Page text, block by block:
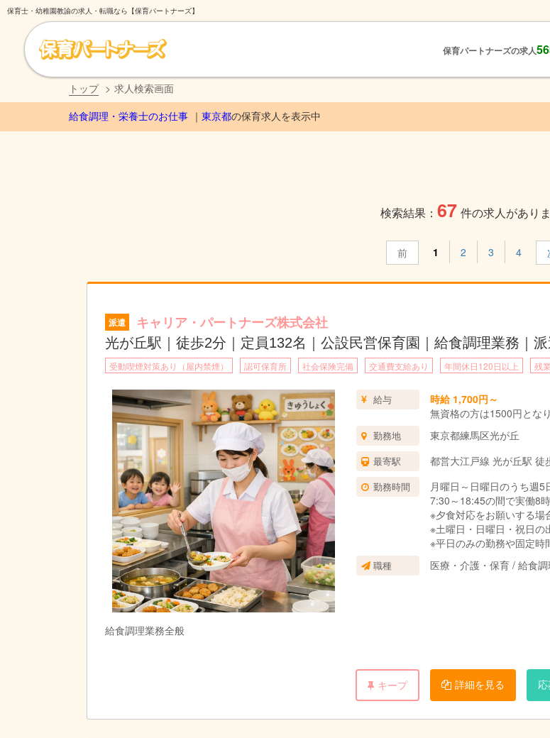
保育士・幼稚園教諭の求人・転職なら【保育パートナーズ】
保育パートナーズの求人
トップ 求人検索画面
給食調理・栄養士のお仕事 東京都の保育求人を表示中
検索結果： 67 件の求人がありま
前 1 2 3 4
派遣 キャリア・パートナーズ株式会社
光が丘駅｜徒歩2分｜定員132名｜公設民営保育園｜給食調理業務｜派
受動喫煙対策あり（屋内禁煙） 認可保育所 社会保険完備 交通費支給あり 年間休日120日以上 残
給与
時給 1,700円～
無資格の方は1500円となり
勤務地 東京都練馬区光が丘
最寄駅 都営大江戸線 光が丘駅 徒
勤務時間
月曜日～日曜日のうち週5
7:30～18:45の間で実働8
※夕食対応をお願いする場
※土曜日・日曜日・祝日の
※平日のみの勤務や固定
談可能です。
職種 医療・介護・保育 / 給食
給食調理業務全般
キープ 詳細を見る